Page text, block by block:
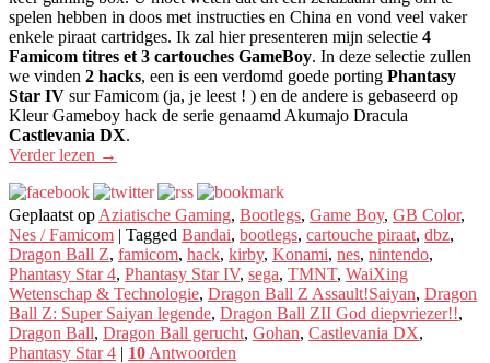
spelen hebben in doos met instructies en China en vond veel vaker
enkele piraat cartridges. Ik zal hier presenteren mijn selectie 4
Famicom titres et 3 cartouches GameBoy. In deze selectie zullen
we vinden 2 hacks, een is een verdomd goede porting Phantasy
Star IV sur Famicom (ja, je leest ! ) en de andere is gebaseerd op
Kleur Gameboy hack de serie genaamd Akumajo Dracula
Castlevania DX.
Verder lezen →
Geplaatst op Aziatische Gaming, Bootlegs, Game Boy, GB Color,
Nes / Famicom | Tagged Bandai, bootlegs, cartouche piraat, dbz,
Dragon Ball Z, famicom, hack, kirby, Konami, nes, nintendo,
Phantasy Star 4, Phantasy Star IV, sega, TMNT, WaiXing
Wetenschap & Technologie, Dragon Ball Z Assault!Saiyan, Dragon
Ball Z: Super Saiyan legende, Dragon Ball ZII God diepvriezer!!,
Dragon Ball, Dragon Ball gerucht, Gohan, Castlevania DX,
Phantasy Star 4 | 10 Antwoorden